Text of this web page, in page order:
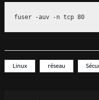
fuser -auv -n tcp 80
Linux réseau